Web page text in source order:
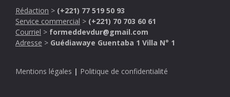
Rédaction > (+221) 77 519 50 93
Service commercial > (+221) 70 703 60 61
Courriel > formeddevdur@gmail.com
Adresse > Guédiawaye Guentaba 1 Villa N° 1
Mentions légales | Politique de confidentialité